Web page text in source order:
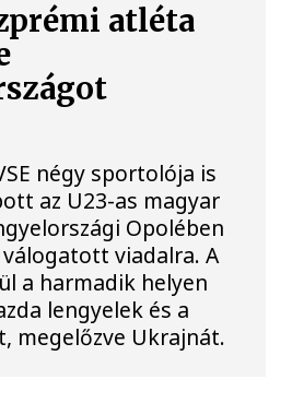
atléta
négy sportolója is
az U23-as magyar
Opolében
viadalra. A
a harmadik helyen
lengyelek és a
megelőzve Ukrajnát.